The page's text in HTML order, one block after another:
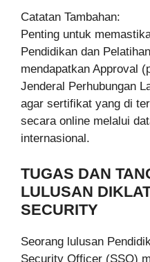
Catatan Tambahan:
Penting untuk
Pendidikan dan
mendapatkan Approval
Jenderal Perhubungan
agar sertifikat yang di
secara online melalui
internasional.
TUGAS DAN
LULUSAN
SECURITY
Seorang lulusan
Security Officer (SSO)